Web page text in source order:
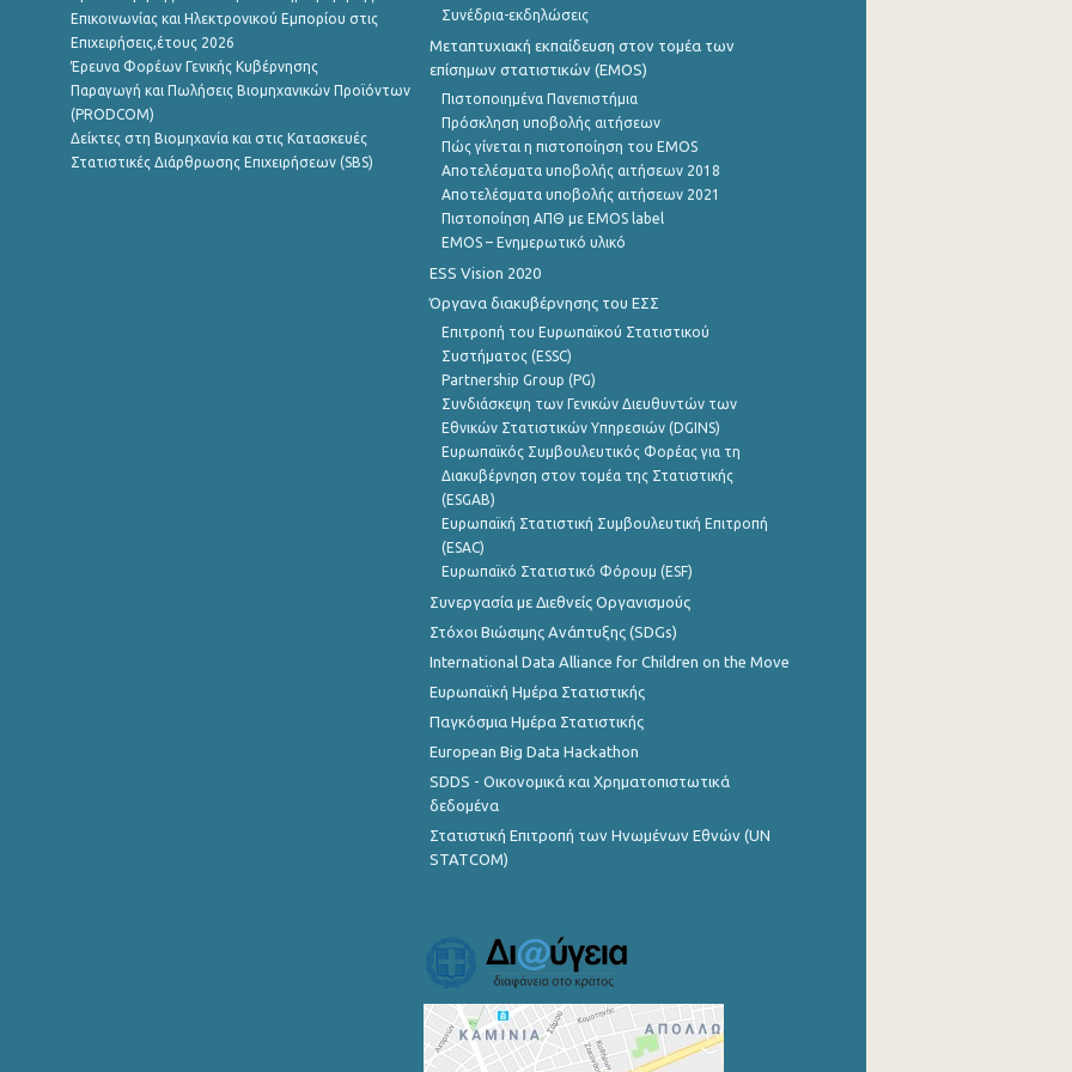
Επικοινωνίας και Ηλεκτρονικού Εμπορίου στις
Επιχειρήσεις,έτους 2026
Έρευνα Φορέων Γενικής Κυβέρνησης
Παραγωγή και Πωλήσεις Βιομηχανικών Προϊόντων
(PRODCOM)
Δείκτες στη Βιομηχανία και στις Κατασκευές
Στατιστικές Διάρθρωσης Επιχειρήσεων (SBS)
Συνέδρια-εκδηλώσεις
Μεταπτυχιακή εκπαίδευση στον τομέα των
επίσημων στατιστικών (EMOS)
Πιστοποιημένα Πανεπιστήμια
Πρόσκληση υποβολής αιτήσεων
Πώς γίνεται η πιστοποίηση του EMOS
Αποτελέσματα υποβολής αιτήσεων 2018
Αποτελέσματα υποβολής αιτήσεων 2021
Πιστοποίηση ΑΠΘ με EMOS label
EMOS – Ενημερωτικό υλικό
ESS Vision 2020
Όργανα διακυβέρνησης του ΕΣΣ
Επιτροπή του Ευρωπαϊκού Στατιστικού
Συστήματος (ESSC)
Partnership Group (PG)
Συνδιάσκεψη των Γενικών Διευθυντών των
Εθνικών Στατιστικών Υπηρεσιών (DGINS)
Ευρωπαϊκός Συμβουλευτικός Φορέας για τη
Διακυβέρνηση στον τομέα της Στατιστικής
(ESGAB)
Ευρωπαϊκή Στατιστική Συμβουλευτική Επιτροπή
(ESAC)
Ευρωπαϊκό Στατιστικό Φόρουμ (ESF)
Συνεργασία με Διεθνείς Οργανισμούς
Στόχοι Βιώσιμης Ανάπτυξης (SDGs)
International Data Alliance for Children on the Move
Ευρωπαϊκή Ημέρα Στατιστικής
Παγκόσμια Ημέρα Στατιστικής
European Big Data Hackathon
SDDS - Οικονομικά και Χρηματοπιστωτικά
δεδομένα
Στατιστική Επιτροπή των Ηνωμένων Εθνών (UN
STATCOM)